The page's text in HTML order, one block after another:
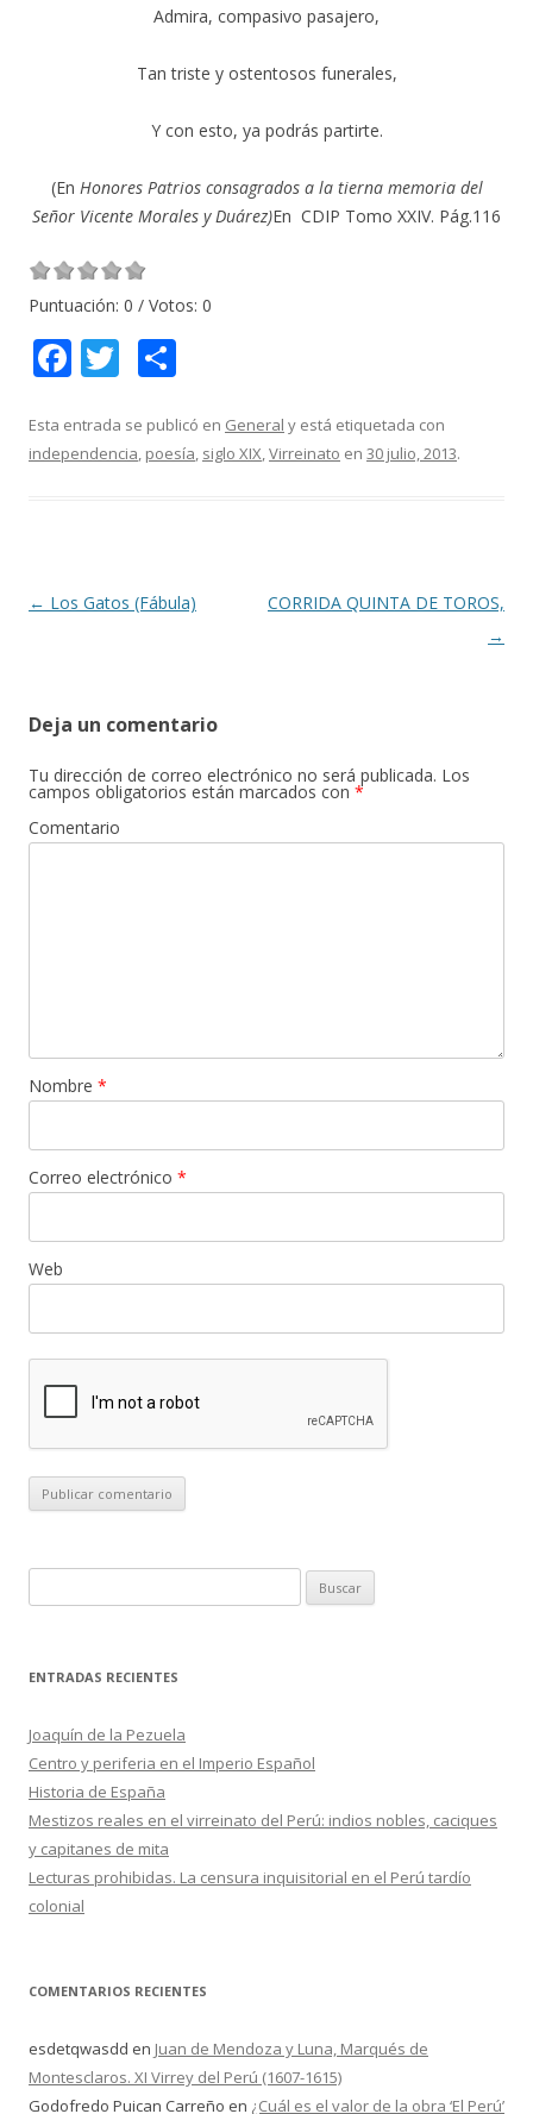
Admira, compasivo pasajero,
Tan triste y ostentosos funerales,
Y con esto, ya podrás partirte.
(En Honores Patrios consagrados a la tierna memoria del
Señor Vicente Morales y Duárez)En CDIP Tomo XXIV. Pág.116
Puntuación: 0 / Votos: 0
F
e
b
k
T
itt
er
m
p
r
Esta entrada se publicó en General y está etiquetada con
independencia, poesía, siglo XIX,Virreinato en 30 julio, 2013.
Navegación
← Los Gatos (Fábula)
CORRIDA QUINTA DE TOROS,
→
Deja un comentario
Tu dirección de correo electrónico no será publicada. Los
campos obligatorios están marcados con *
Comentario
Nombre *
Correo electrónico *
Web
u
c
r
:
ENTRADAS RECIENTES
Joaquín de la Pezuela
Centro y periferia en el Imperio Español
Historia de España
Mestizos reales en el virreinato del Perú: indios nobles, caciques
y capitanes de mita
Lecturas prohibidas. La censura inquisitorial en el Perú tardío
colonial
COMENTARIOS RECIENTES
esdetqwasdd en Juan de Mendoza y Luna, Marqués de
Montesclaros. XI Virrey del Perú (1607-1615)
Godofredo Puican Carreño en ¿Cuál es el valor de la obra ‘El Perú’